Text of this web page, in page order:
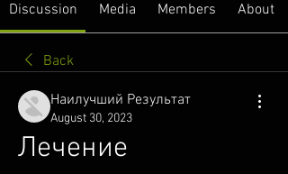
Discussion Media Members About
Back
Наилучший Результат
August 30, 2023
Лечение